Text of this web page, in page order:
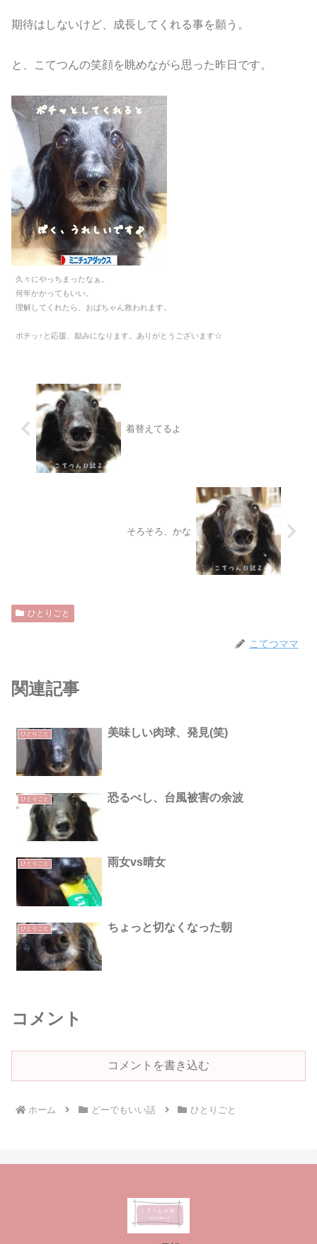
期待はしないけど、成長してくれる事を願う。
と、こてつんの笑顔を眺めながら思った昨日です。
久々にやっちまったなぁ。
何年かかってもいい。
理解してくれたら、おばちゃん救われます。
ポチッ↑と応援、励みになります。ありがとうございます☆
着替えてるよ
そろそろ、かな
ひとりごと
こてつママ
関連記事
ひとりごと 美味しい肉球、発見(笑)
ひとりごと 恐るべし、台風被害の余波
ひとりごと 雨女vs晴女
ひとりごと ちょっと切なくなった朝
コメント
コメントを書き込む
ホーム どーでもいい話 ひとりごと